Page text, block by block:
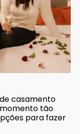
casamento
tão
para fazer